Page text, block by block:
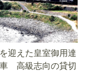
迎えた皇室御用達
高級志向の貸切